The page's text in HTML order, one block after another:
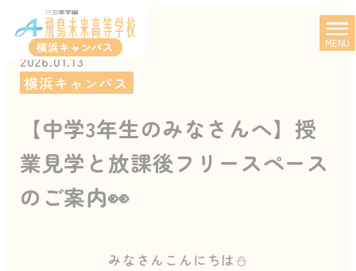
横浜キャンパス MENU
【中学3年生のみなさんへ】授
業見学と放課後フリースペース
のご案内👀
2026.01.13
横浜キャンパス
みなさんこんにちは⛄